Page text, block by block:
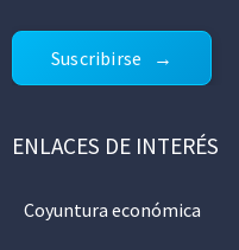
Suscribirse
ENLACES DE INTERÉS
Coyuntura económica